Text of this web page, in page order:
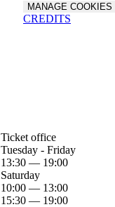
MANAGE COOKIES
CREDITS
Ticket office
Tuesday - Friday
13:30 — 19:00
Saturday
10:00 — 13:00
15:30 — 19:00